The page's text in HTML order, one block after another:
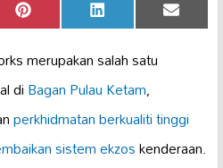
Share
on
Pinterest Share
on
LinkedIn Share
on
Email
merupakan salah satu
diBagan Pulau Ketam,
perkhidmatan berkualiti tinggi
sistem ekzoskenderaan.